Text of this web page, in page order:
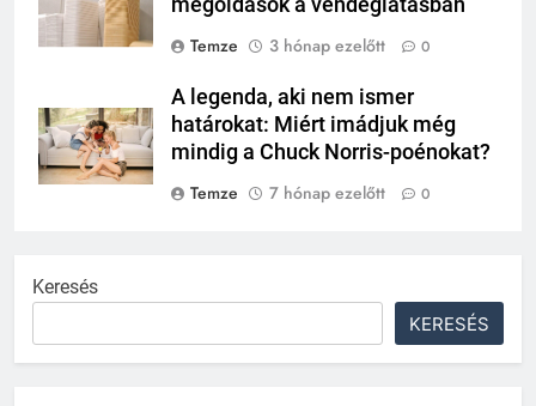
Keresés
KERESÉS
megoldások a vendéglátásban
Temze
3 hónap ezelőtt 0
A legenda, aki nem ismer
határokat: Miért imádjuk még
mindig a Chuck Norris-poénokat?
Temze
7 hónap ezelőtt 0